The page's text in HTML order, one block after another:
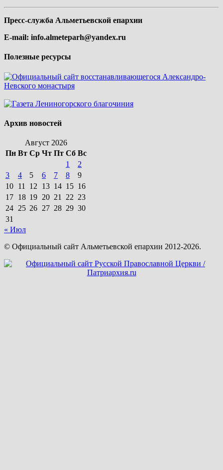
Пресс-служба Альметьевской епархии
E-mail: info.almeteparh@yandex.ru
Полезные ресурсы
Архив новостей
Август 2026
Пн Вт Ср Чт Пт Сб Вс
1
2
3
4 5 6 7 8
9
10 11 12 13 14 15 16
17 18 19 20 21 22 23
24 25 26 27 28 29 30
31
« Июл
© Официальный сайт Альметьевской епархии 2012-2026.